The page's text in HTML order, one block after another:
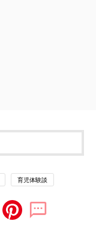
育児体験談